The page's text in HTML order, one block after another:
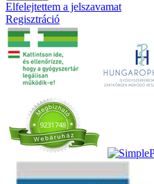
Elfelejtettem a jelszavamat
Regisztráció